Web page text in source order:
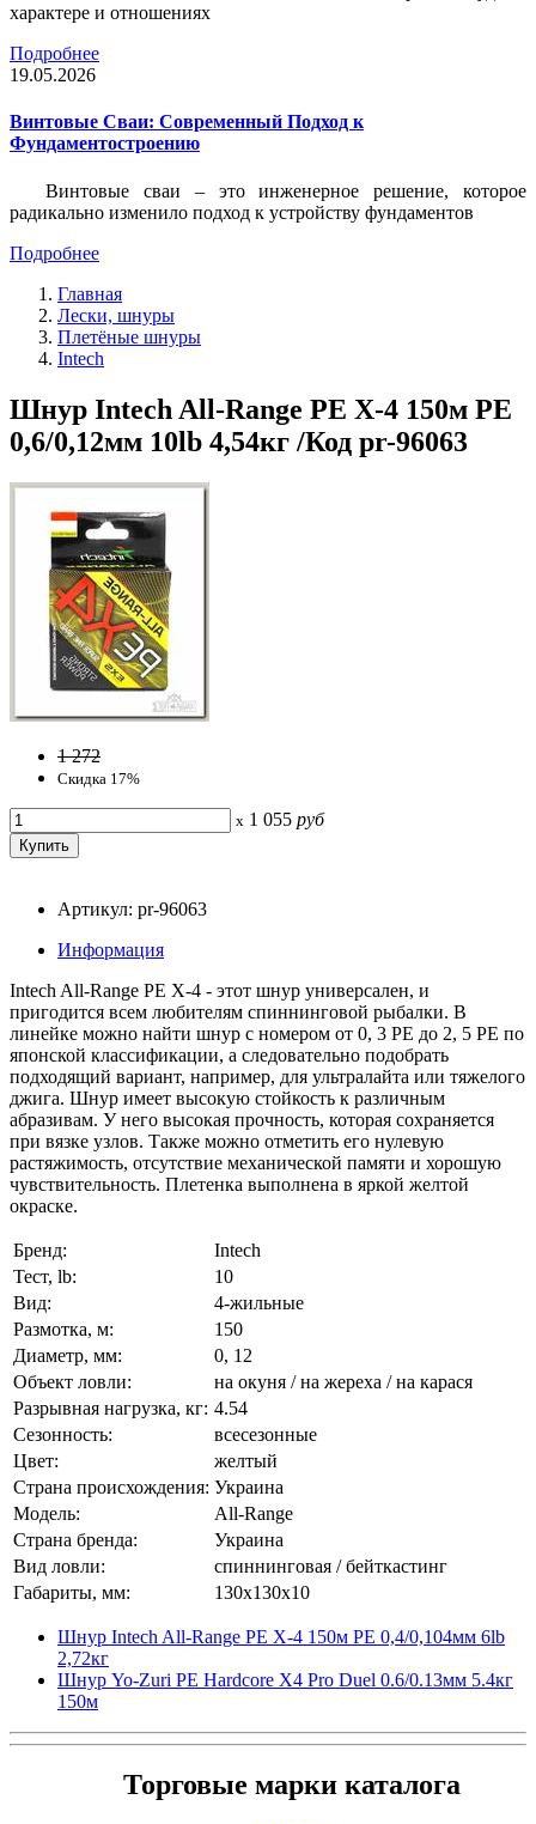
характере и отношениях
Подробнее
19.05.2026
Винтовые Сваи: Современный Подход к
Фундаментостроению
Винтовые сваи – это инженерное решение, которое
радикально изменило подход к устройству фундаментов
Подробнее
Главная
Лески, шнуры
Плетёные шнуры
Intech
Шнур Intech All-Range PE X-4 150м PE
0,6/0,12мм 10lb 4,54кг /Код pr-96063
1 272
Скидка 17%
x 1 055 руб
Артикул: pr-96063
Информация
Intech All-Range PE X-4 - этот шнур универсален, и
пригодится всем любителям спиннинговой рыбалки. В
линейке можно найти шнур с номером от 0, 3 РЕ до 2, 5 РЕ по
японской классификации, а следовательно подобрать
подходящий вариант, например, для ультралайта или тяжелого
джига. Шнур имеет высокую стойкость к различным
абразивам. У него высокая прочность, которая сохраняется
при вязке узлов. Также можно отметить его нулевую
растяжимость, отсутствие механической памяти и хорошую
чувствительность. Плетенка выполнена в яркой желтой
окраске.
Бренд:
Intech
Тест, lb:
10
Вид:
4-жильные
Размотка, м:
150
Диаметр, мм:
0, 12
Объект ловли:
на окуня / на жереха / на карася
Разрывная нагрузка, кг: 4.54
Сезонность:
всесезонные
Цвет:
желтый
Страна происхождения: Украина
Модель:
All-Range
Страна бренда:
Украина
Вид ловли:
спиннинговая / бейткастинг
Габариты, мм:
130x130x10
Шнур Intech All-Range PE X-4 150м PE 0,4/0,104мм 6lb
2,72кг
Шнур Yo-Zuri PE Hardcore X4 Pro Duel 0.6/0.13мм 5.4кг
150м
Торговые марки каталога